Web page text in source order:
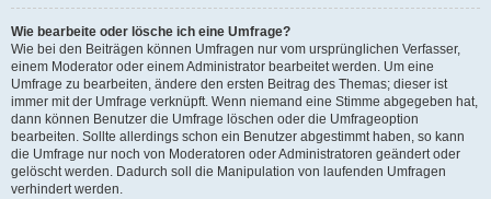
Wie bearbeite oder lösche ich eine Umfrage?
Wie bei den Beiträgen können Umfragen nur vom ursprünglichen Verfasser,
einem Moderator oder einem Administrator bearbeitet werden. Um eine
Umfrage zu bearbeiten, ändere den ersten Beitrag des Themas; dieser ist
immer mit der Umfrage verknüpft. Wenn niemand eine Stimme abgegeben hat,
dann können Benutzer die Umfrage löschen oder die Umfrageoption
bearbeiten. Sollte allerdings schon ein Benutzer abgestimmt haben, so kann
die Umfrage nur noch von Moderatoren oder Administratoren geändert oder
gelöscht werden. Dadurch soll die Manipulation von laufenden Umfragen
verhindert werden.